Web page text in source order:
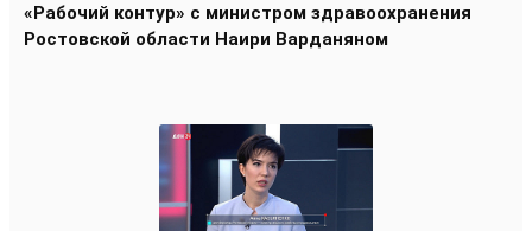
«Рабочий контур» с министром здравоохранения
Ростовской области Наири Варданяном